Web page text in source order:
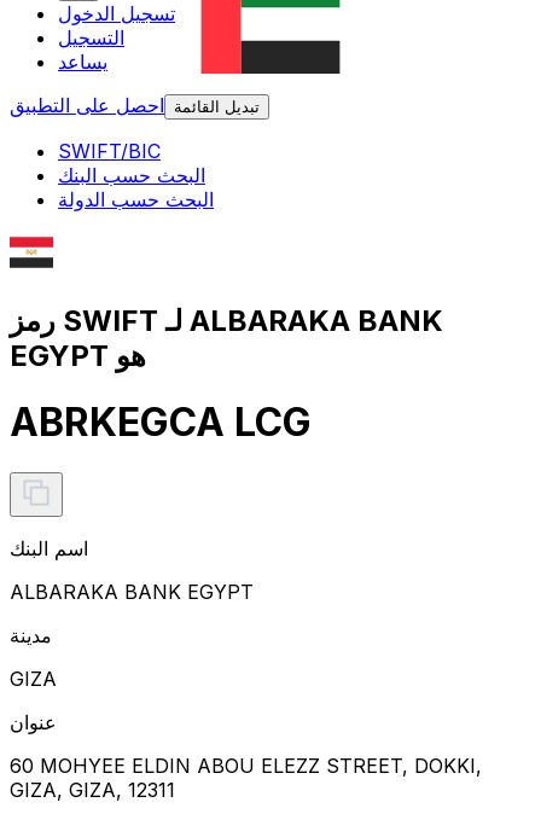
تسجيل الدخول
التسجيل
يساعد
احصل على التطبيق
تبديل القائمة
SWIFT/BIC
البحث حسب البنك
البحث حسب الدولة
رمز SWIFT لـ ALBARAKA BANK
EGYPT هو
ABRKEGCA LCG
اسم البنك
ALBARAKA BANK EGYPT
مدينة
GIZA
عنوان
60 MOHYEE ELDIN ABOU ELEZZ STREET, DOKKI,
GIZA, GIZA, 12311